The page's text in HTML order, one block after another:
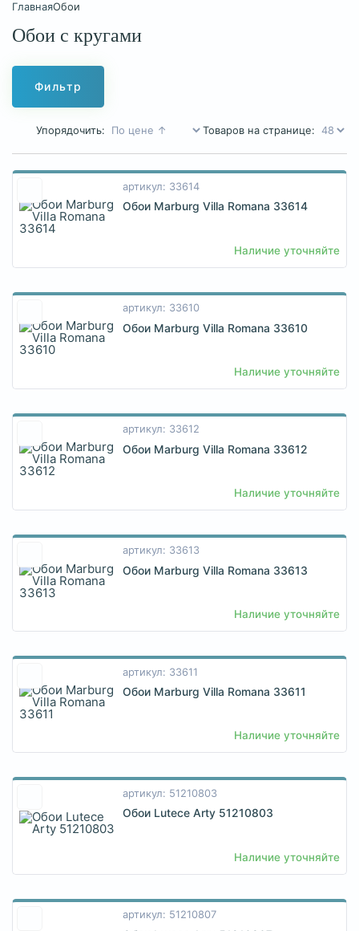
ГлавнаяОбои
Обои с кругами
Фильтр
Упорядочить: Товаров на странице:
артикул: 33614
Обои Marburg Villa Romana 33614
Наличие уточняйте
артикул: 33610
Обои Marburg Villa Romana 33610
Наличие уточняйте
артикул: 33612
Обои Marburg Villa Romana 33612
Наличие уточняйте
артикул: 33613
Обои Marburg Villa Romana 33613
Наличие уточняйте
артикул: 33611
Обои Marburg Villa Romana 33611
Наличие уточняйте
артикул: 51210803
Обои Lutece Arty 51210803
Наличие уточняйте
артикул: 51210807